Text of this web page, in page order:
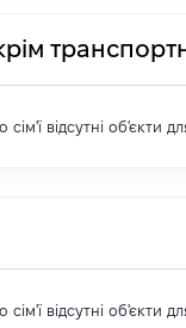
відсутні об'єкти
відсутні об'єкти